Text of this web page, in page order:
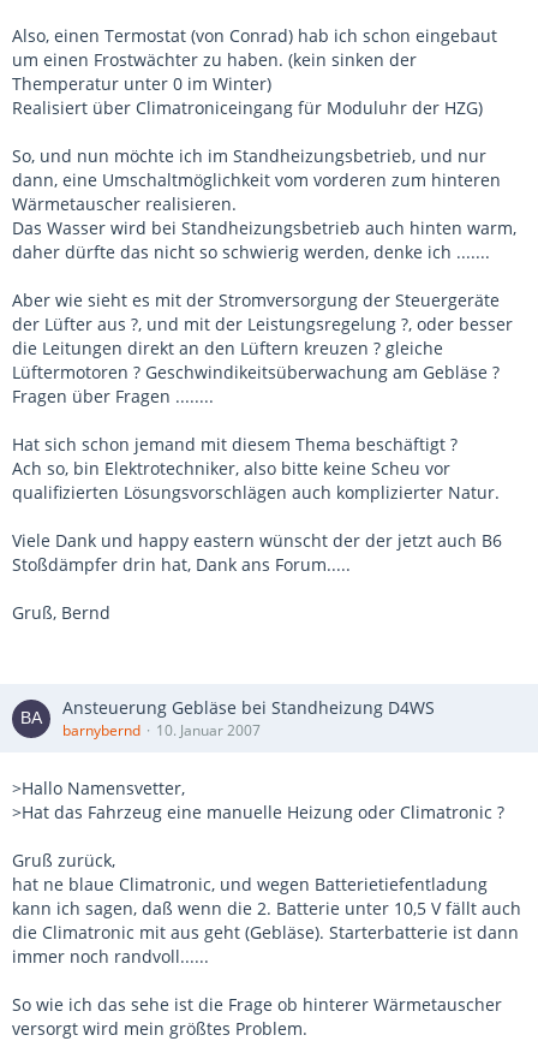
Also, einen Termostat (von Conrad) hab ich schon eingebaut
um einen Frostwächter zu haben. (kein sinken der
Themperatur unter 0 im Winter)
Realisiert über Climatroniceingang für Moduluhr der HZG)
So, und nun möchte ich im Standheizungsbetrieb, und nur
dann, eine Umschaltmöglichkeit vom vorderen zum hinteren
Wärmetauscher realisieren.
Das Wasser wird bei Standheizungsbetrieb auch hinten warm,
daher dürfte das nicht so schwierig werden, denke ich .......
Aber wie sieht es mit der Stromversorgung der Steuergeräte
der Lüfter aus ?, und mit der Leistungsregelung ?, oder besser
die Leitungen direkt an den Lüftern kreuzen ? gleiche
Lüftermotoren ? Geschwindikeitsüberwachung am Gebläse ?
Fragen über Fragen ........
Hat sich schon jemand mit diesem Thema beschäftigt ?
Ach so, bin Elektrotechniker, also bitte keine Scheu vor
qualifizierten Lösungsvorschlägen auch komplizierter Natur.
Viele Dank und happy eastern wünscht der der jetzt auch B6
Stoßdämpfer drin hat, Dank ans Forum.....
Gruß, Bernd
Ansteuerung Gebläse bei Standheizung D4WS
barnybernd 10. Januar 2007
>Hallo Namensvetter,
>Hat das Fahrzeug eine manuelle Heizung oder Climatronic ?
Gruß zurück,
hat ne blaue Climatronic, und wegen Batterietiefentladung
kann ich sagen, daß wenn die 2. Batterie unter 10,5 V fällt auch
die Climatronic mit aus geht (Gebläse). Starterbatterie ist dann
immer noch randvoll......
So wie ich das sehe ist die Frage ob hinterer Wärmetauscher
versorgt wird mein größtes Problem.